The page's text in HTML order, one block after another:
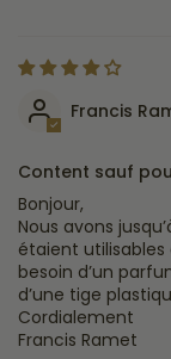
Francis
Content sauf
Bonjour,
Nous avons
étaient utilisables
besoin d’un
d’une tige
Cordialement
Francis Ramet